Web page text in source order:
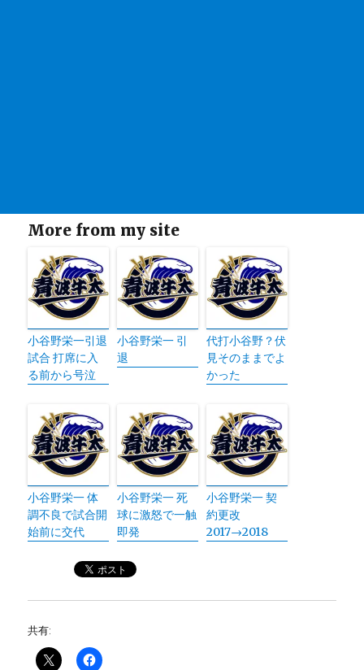
More from my site
小谷野栄一引退
試合 打席に入
る前から号泣
小谷野栄一 引
退
代打小谷野？伏
見そのままでよ
かった
小谷野栄一 体
調不良で試合開
始前に交代
小谷野栄一 死
球に激怒で一触
即発
小谷野栄一 契
約更改
2017→2018
共有: